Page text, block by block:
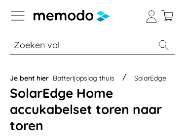
naar navigatie B2B-platform
% Sale Batterijopslag thuis
Je bent hier Batterijopslag thuis SolarEdge
SolarEdge Home
accukabelset toren naar
toren